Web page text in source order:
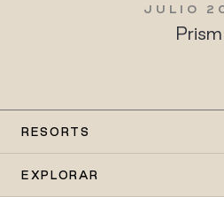
JULIO
Prism
RESORTS
EXPLORAR